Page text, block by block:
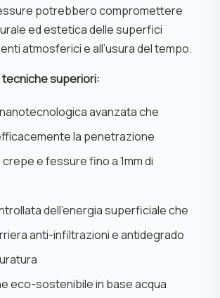
potrebbero compromettere
ed estetica delle superfici
atmosferici e all’usura del tempo.
superiori:
avanzata che
la penetrazione
crepe e fessure fino a 1mm di
dell’energia superficiale che
anti-infiltrazioni e antidegrado
eco-sostenibile in base acqua